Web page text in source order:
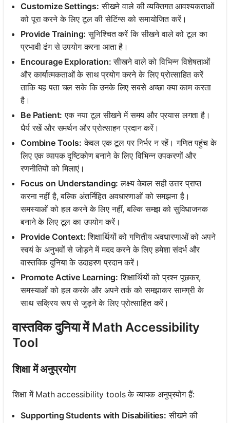
Customize Settings: सीखने वाले की व्यक्तिगत आवश्यकताओं
को पूरा करने के लिए टूल की सेटिंग्स को समायोजित करें।
Provide Training: सुनिश्चित करें कि सीखने वाले को टूल का
प्रभावी ढंग से उपयोग करना आता है।
Encourage Exploration: सीखने वाले को विभिन्न विशेषताओं
और कार्यात्मकताओं के साथ प्रयोग करने के लिए प्रोत्साहित करें
ताकि यह पता चल सके कि उनके लिए सबसे अच्छा क्या काम करता
है।
Be Patient: एक नया टूल सीखने में समय और प्रयास लगता है।
धैर्य रखें और समर्थन और प्रोत्साहन प्रदान करें।
Combine Tools: केवल एक टूल पर निर्भर न रहें। गणित पहुंच के
लिए एक व्यापक दृष्टिकोण बनाने के लिए विभिन्न उपकरणों और
रणनीतियों को मिलाएं।
Focus on Understanding: लक्ष्य केवल सही उत्तर प्राप्त
करना नहीं है, बल्कि अंतर्निहित अवधारणाओं को समझना है।
समस्याओं को हल करने के लिए नहीं, बल्कि समझ को सुविधाजनक
बनाने के लिए टूल का उपयोग करें।
Provide Context: शिक्षार्थियों को गणितीय अवधारणाओं को अपने
स्वयं के अनुभवों से जोड़ने में मदद करने के लिए हमेशा संदर्भ और
वास्तविक दुनिया के उदाहरण प्रदान करें।
Promote Active Learning: शिक्षार्थियों को प्रश्न पूछकर,
समस्याओं को हल करके और अपने तर्क को समझाकर सामग्री के
साथ सक्रिय रूप से जुड़ने के लिए प्रोत्साहित करें।
वास्तविक दुनिया में Math Accessibility
Tool
शिक्षा में अनुप्रयोग
शिक्षा में Math accessibility tools के व्यापक अनुप्रयोग हैं:
Supporting Students with Disabilities: सीखने की